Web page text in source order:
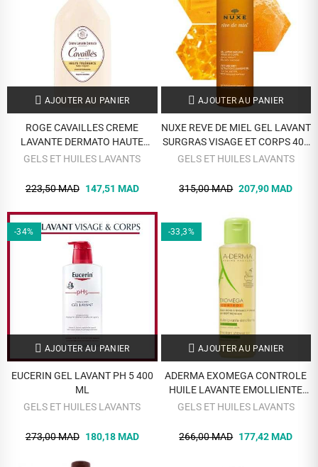
AJOUTER AU PANIER
ROGE CAVAILLES CREME
LAVANTE DERMATO HAUTE
TOLERANCE 500 ML
GELS ET HUILES LAVANTS
223,50 MAD 147,51 MAD
AJOUTER AU PANIER
NUXE REVE DE MIEL GEL LAVANT
SURGRAS VISAGE ET CORPS 400
ML
GELS ET HUILES LAVANTS
315,00 MAD 207,90 MAD
-34%
AJOUTER AU PANIER
EUCERIN GEL LAVANT PH 5 400
ML
GELS ET HUILES LAVANTS
273,00 MAD 180,18 MAD
-33,3%
AJOUTER AU PANIER
ADERMA EXOMEGA CONTROLE
HUILE LAVANTE EMOLLIENTE
500 ML
GELS ET HUILES LAVANTS
266,00 MAD 177,42 MAD